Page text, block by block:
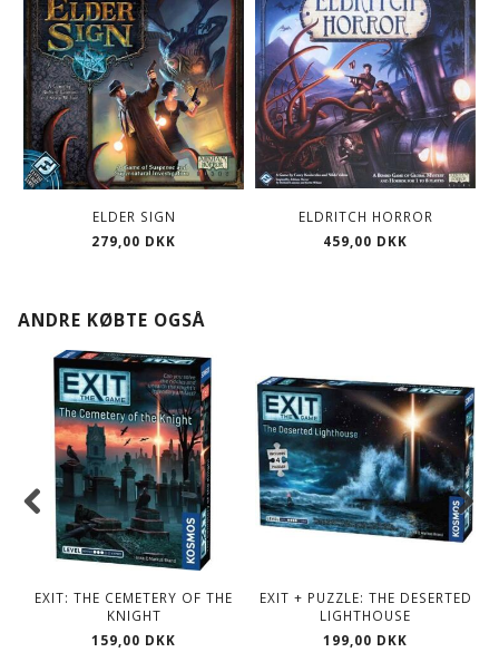
ELDER SIGN
279,00 DKK
ELDRITCH HORROR
459,00 DKK
ANDRE KØBTE OGSÅ
EXIT: THE CEMETERY OF THE
KNIGHT
159,00 DKK
EXIT + PUZZLE: THE DESERTED
LIGHTHOUSE
199,00 DKK